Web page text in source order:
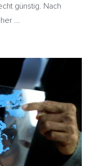
günstig. Nach
...
Spannungen
kaum
USA Venezuela